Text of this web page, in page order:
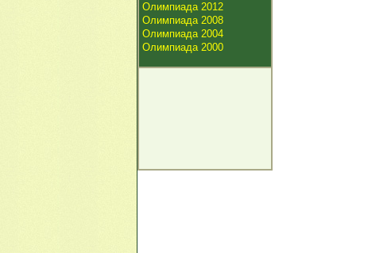
Олимпиада 2012
Олимпиада 2008
Олимпиада 2004
Олимпиада 2000